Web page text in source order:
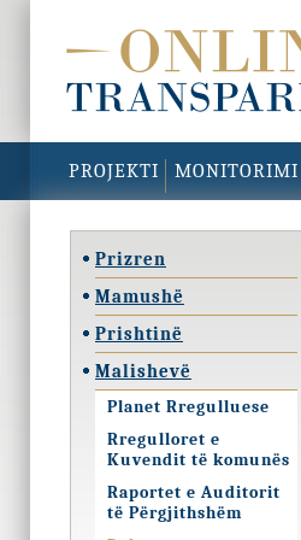
PROJEKTI MONITORIMI
Prizren
Mamushë
Prishtinë
Malishevë
Planet Rregulluese
Rregulloret e
Kuvendit të komunës
Raportet e Auditorit
të Përgjithshëm